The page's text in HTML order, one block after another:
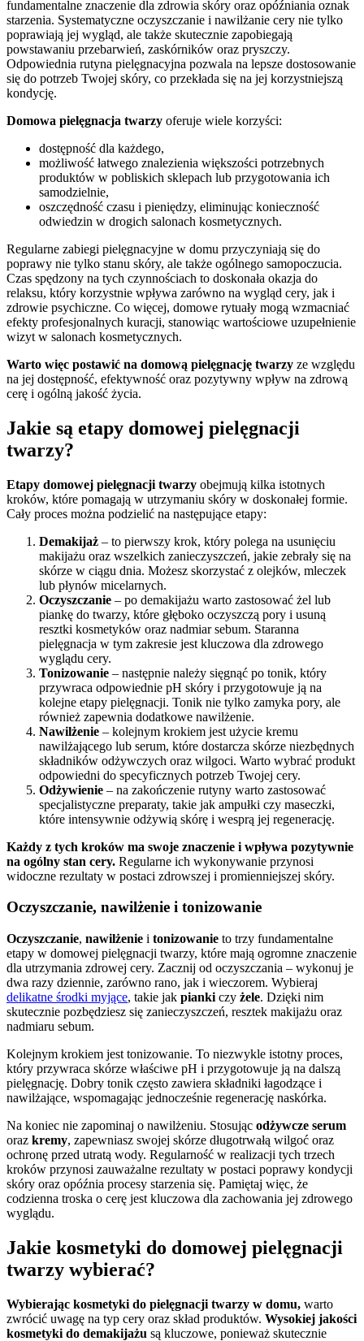
fundamentalne znaczenie dla zdrowia skóry oraz opóźniania oznak
starzenia. Systematyczne oczyszczanie i nawilżanie cery nie tylko
poprawiają jej wygląd, ale także skutecznie zapobiegają
powstawaniu przebarwień, zaskórników oraz pryszczy.
Odpowiednia rutyna pielęgnacyjna pozwala na lepsze dostosowanie
się do potrzeb Twojej skóry, co przekłada się na jej korzystniejszą
kondycję.
Domowa pielęgnacja twarzy oferuje wiele korzyści:
dostępność dla każdego,
możliwość łatwego znalezienia większości potrzebnych
produktów w pobliskich sklepach lub przygotowania ich
samodzielnie,
oszczędność czasu i pieniędzy, eliminując konieczność
odwiedzin w drogich salonach kosmetycznych.
Regularne zabiegi pielęgnacyjne w domu przyczyniają się do
poprawy nie tylko stanu skóry, ale także ogólnego samopoczucia.
Czas spędzony na tych czynnościach to doskonała okazja do
relaksu, który korzystnie wpływa zarówno na wygląd cery, jak i
zdrowie psychiczne. Co więcej, domowe rytuały mogą wzmacniać
efekty profesjonalnych kuracji, stanowiąc wartościowe uzupełnienie
wizyt w salonach kosmetycznych.
Warto więc postawić na domową pielęgnację twarzy ze względu
na jej dostępność, efektywność oraz pozytywny wpływ na zdrową
cerę i ogólną jakość życia.
Jakie są etapy domowej pielęgnacji
twarzy?
Etapy domowej pielęgnacji twarzy obejmują kilka istotnych
kroków, które pomagają w utrzymaniu skóry w doskonałej formie.
Cały proces można podzielić na następujące etapy:
Demakijaż – to pierwszy krok, który polega na usunięciu
makijażu oraz wszelkich zanieczyszczeń, jakie zebrały się na
skórze w ciągu dnia. Możesz skorzystać z olejków, mleczek
lub płynów micelarnych.
Oczyszczanie – po demakijażu warto zastosować żel lub
piankę do twarzy, które głęboko oczyszczą pory i usuną
resztki kosmetyków oraz nadmiar sebum. Staranna
pielęgnacja w tym zakresie jest kluczowa dla zdrowego
wyglądu cery.
Tonizowanie – następnie należy sięgnąć po tonik, który
przywraca odpowiednie pH skóry i przygotowuje ją na
kolejne etapy pielęgnacji. Tonik nie tylko zamyka pory, ale
również zapewnia dodatkowe nawilżenie.
Nawilżenie – kolejnym krokiem jest użycie kremu
nawilżającego lub serum, które dostarcza skórze niezbędnych
składników odżywczych oraz wilgoci. Warto wybrać produkt
odpowiedni do specyficznych potrzeb Twojej cery.
Odżywienie – na zakończenie rutyny warto zastosować
specjalistyczne preparaty, takie jak ampułki czy maseczki,
które intensywnie odżywią skórę i wesprą jej regenerację.
Każdy z tych kroków ma swoje znaczenie i wpływa pozytywnie
na ogólny stan cery. Regularne ich wykonywanie przynosi
widoczne rezultaty w postaci zdrowszej i promienniejszej skóry.
Oczyszczanie, nawilżenie i tonizowanie
Oczyszczanie, nawilżenie i tonizowanie to trzy fundamentalne
etapy w domowej pielęgnacji twarzy, które mają ogromne znaczenie
dla utrzymania zdrowej cery. Zacznij od oczyszczania – wykonuj je
dwa razy dziennie, zarówno rano, jak i wieczorem. Wybieraj
delikatne środki myjące, takie jak pianki czy żele. Dzięki nim
skutecznie pozbędziesz się zanieczyszczeń, resztek makijażu oraz
nadmiaru sebum.
Kolejnym krokiem jest tonizowanie. To niezwykle istotny proces,
który przywraca skórze właściwe pH i przygotowuje ją na dalszą
pielęgnację. Dobry tonik często zawiera składniki łagodzące i
nawilżające, wspomagając jednocześnie regenerację naskórka.
Na koniec nie zapominaj o nawilżeniu. Stosując odżywcze serum
oraz kremy, zapewniasz swojej skórze długotrwałą wilgoć oraz
ochronę przed utratą wody. Regularność w realizacji tych trzech
kroków przynosi zauważalne rezultaty w postaci poprawy kondycji
skóry oraz opóźnia procesy starzenia się. Pamiętaj więc, że
codzienna troska o cerę jest kluczowa dla zachowania jej zdrowego
wyglądu.
Jakie kosmetyki do domowej pielęgnacji
twarzy wybierać?
Wybierając kosmetyki do pielęgnacji twarzy w domu, warto
zwrócić uwagę na typ cery oraz skład produktów. Wysokiej jakości
kosmetyki do demakijażu są kluczowe, ponieważ skutecznie